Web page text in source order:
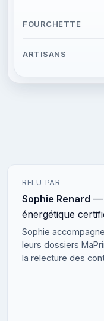
RELU PAR
Sophie Renard —
énergétique
Sophie
leurs dossiers
la relecture des